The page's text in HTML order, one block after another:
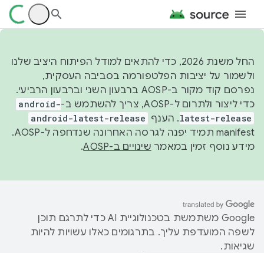
החל משנת 2026, כדי להתאים למודל הפיתוח היציב שלנו
ולשמור על יציבות הפלטפורמה בסביבה העסקית,
נפרסם קוד מקור ב-AOSP ברבעון השני וברבעון הרביעי.
כדי ליצור ולתרום ל-AOSP, צריך להשתמש ב-
android-
latest-release. הענף android-latest-release
manifest תמיד יפנה לגרסה האחרונה שנדחפה ל-AOSP.
מידע נוסף זמין במאמר שינויים ב-AOSP .
‫Google משתמשת בטכנולוגיית AI כדי לתרגם תוכן
לשפה המועדפת עליך. בתרגומים כאלו עשויות להיות
שגיאות.